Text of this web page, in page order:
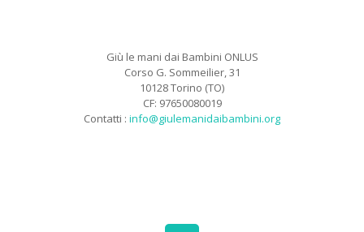
Giù le mani dai Bambini ONLUS
Corso G. Sommeilier, 31
10128 Torino (TO)
CF: 97650080019
Contatti : info@giulemanidaibambini.org